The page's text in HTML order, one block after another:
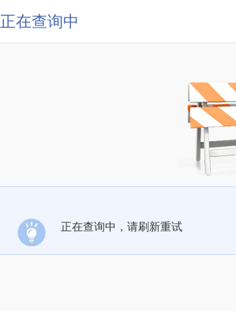
正在查询中
正在查询中，请刷新重试